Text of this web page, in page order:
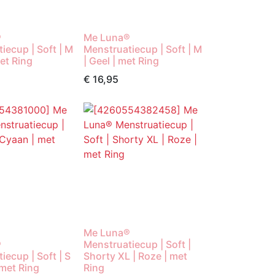
| Soft | M
Ring
Me Luna®
Menstruatiecup | Soft | M
| Geel | met Ring
€ 16,95
| Soft | S
Ring
Me Luna®
Menstruatiecup | Soft |
Shorty XL | Roze | met
Ring